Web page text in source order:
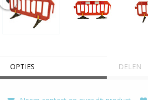
OPTIES DELEN